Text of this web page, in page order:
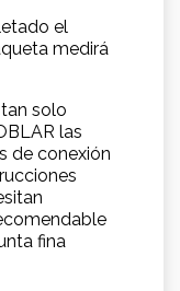
el
medirá
solo
las
de conexión
fina